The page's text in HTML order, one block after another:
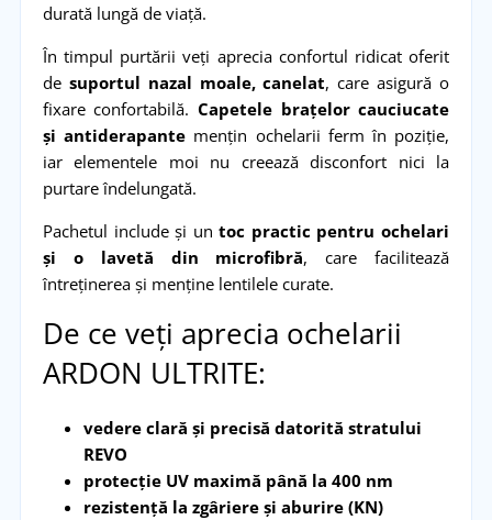
durată lungă de viață.
În timpul purtării veți aprecia confortul ridicat oferit
de suportul nazal moale, canelat, care asigură o
fixare confortabilă. Capetele brațelor cauciucate
și antiderapante mențin ochelarii ferm în poziție,
iar elementele moi nu creează disconfort nici la
purtare îndelungată.
Pachetul include și untoc practic pentru ochelari
și o lavetă din microfibră, care facilitează
întreținerea și menține lentilele curate.
De ce veți aprecia ochelarii
ARDON ULTRITE:
vedere clară și precisă datorită stratului
REVO
protecție UV maximă până la 400 nm
rezistență la zgâriere și aburire (KN)